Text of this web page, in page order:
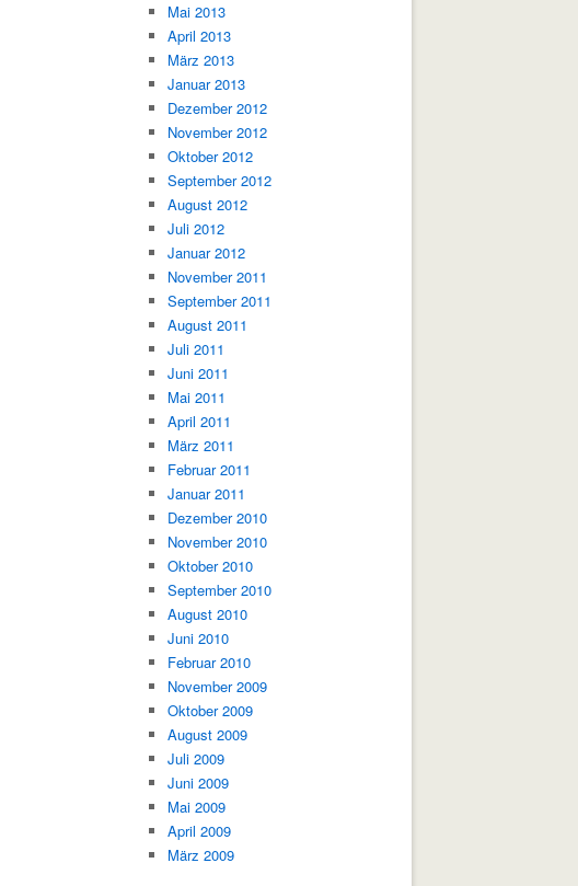
Mai 2013
April 2013
März 2013
Januar 2013
Dezember 2012
November 2012
Oktober 2012
September 2012
August 2012
Juli 2012
Januar 2012
November 2011
September 2011
August 2011
Juli 2011
Juni 2011
Mai 2011
April 2011
März 2011
Februar 2011
Januar 2011
Dezember 2010
November 2010
Oktober 2010
September 2010
August 2010
Juni 2010
Februar 2010
November 2009
Oktober 2009
August 2009
Juli 2009
Juni 2009
Mai 2009
April 2009
März 2009